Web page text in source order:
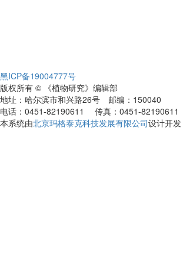
黑ICP备19004777号
版权所有 © 《植物研究》编辑部
地址：哈尔滨市和兴路26号 邮编：150040
电话：0451-82190611 传真：0451-
本系统由北京玛格泰克科技发展有限公司设计开